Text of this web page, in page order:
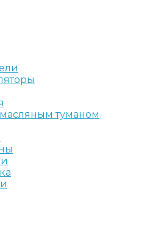
туманом